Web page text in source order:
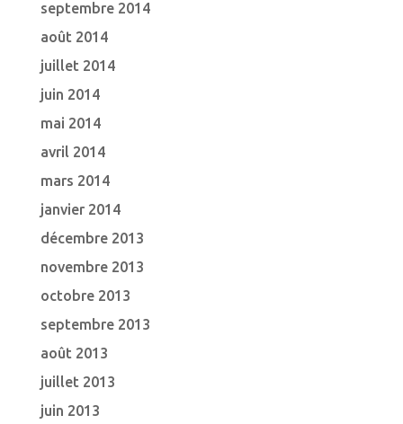
septembre 2014
août 2014
juillet 2014
juin 2014
mai 2014
avril 2014
mars 2014
janvier 2014
décembre 2013
novembre 2013
octobre 2013
septembre 2013
août 2013
juillet 2013
juin 2013